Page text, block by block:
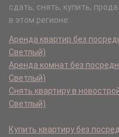
сдать, снять, купить,
в этом регионе:
Аренда квартир без
Светлый)
Аренда комнат без
Светлый)
Снять квартиру в
Светлый)
Купить квартиру без